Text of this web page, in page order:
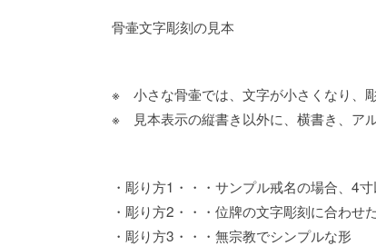
骨壷文字彫刻の見本
※ 小さな骨壷では、文字が小さくなり、
※ 見本表示の縦書き以外に、横書き、アル
・彫り方1・・・サンプル戒名の場合、4
・彫り方2・・・位牌の文字彫刻に合わせ
・彫り方3・・・無宗教でシンプルな形